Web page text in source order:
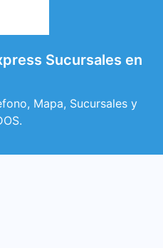
Sucursales en
Mapa, Sucursales y